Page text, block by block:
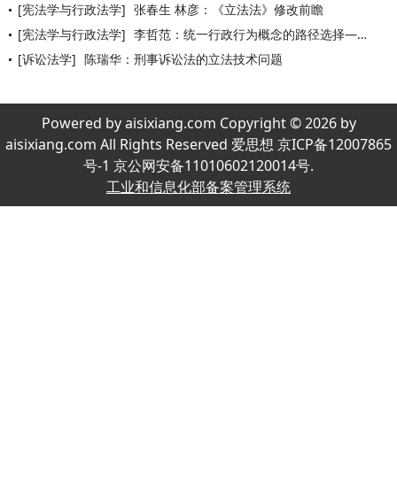
[宪法学与行政法学] 张春生 林彦：《立法法》修改前瞻
[宪法学与行政法学] 李哲范：统一行政行为概念的路径选择——以国外行政诉讼立法技术
[诉讼法学] 陈瑞华：刑事诉讼法的立法技术问题
Powered by aisixiang.com Copyright © 2026 by
aisixiang.com All Rights Reserved 爱思想 京ICP备12007865
号-1 京公网安备11010602120014号.
工业和信息化部备案管理系统